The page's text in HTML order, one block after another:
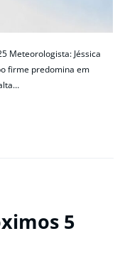
Meteorologista: Jéssica
firme predomina em
5